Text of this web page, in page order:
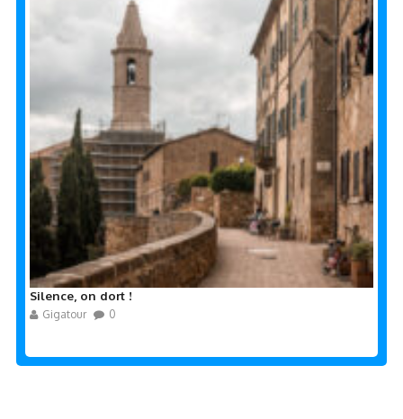
Silence, on dort !
Gigatour 0